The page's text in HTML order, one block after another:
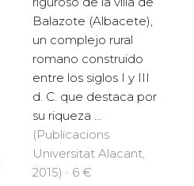
Balazote (Albacete),
un complejo rural
romano construido
entre los siglos I y III
d. C. que destaca por
su riqueza ...
(Publicacions
Universitat Alacant,
2015) · 6 €